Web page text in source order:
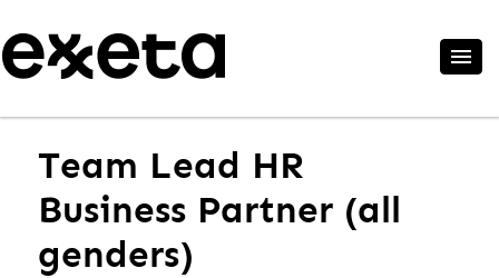
Team Lead HR
Business Partner (all
genders)